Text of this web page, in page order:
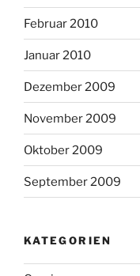
Februar 2010
Januar 2010
Dezember 2009
November 2009
Oktober 2009
September 2009
KATEGORIEN